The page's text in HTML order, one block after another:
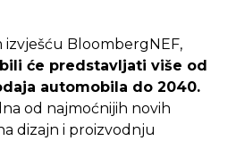
BloombergNEF,
će predstavljati više od
automobila do 2040.
od najmoćnijih novih
dizajn i proizvodnju